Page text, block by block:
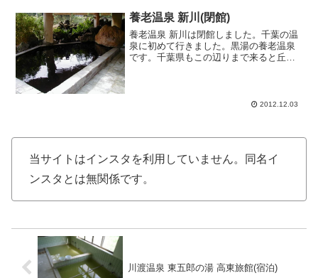
養老温泉 新川(閉館)
養老温泉 新川は閉館しました。千葉の温
泉に初めて行きました。黒湯の養老温泉
です。千葉県もこの辺りまで来ると丘陵
2012.12.03
当サイトはインスタを利用していません。同名イ
ンスタとは無関係です。
川渡温泉 東五郎の湯 高東旅館(宿泊)